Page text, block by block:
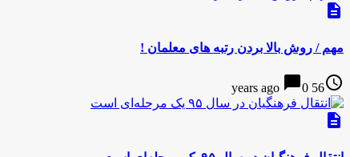
description
مهم / روش بالا بردن رتبه های معلمان !
access_time
56 years ago
chat_bubble0
description